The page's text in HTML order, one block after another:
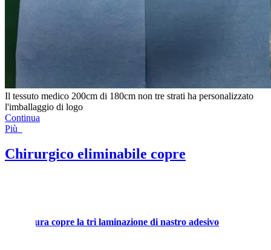
Il tessuto medico 200cm di 180cm non tre strati ha personalizzato
l'imballaggio di logo
Continua
Più
Chirurgico eliminabile copre
copre la tri laminazione di nastro adesivo